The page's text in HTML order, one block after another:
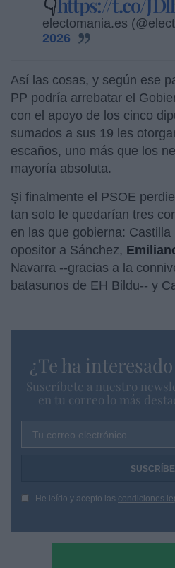
electomania.es
2026
Así las cosas, y según ese
PP podría arrebatar el
con el apoyo de los cinco
sumados a sus 19 les
escaños, uno más que los
mayoría absoluta.
Și finalmente el PSOE
tan solo le quedarían tres
en las que gobierna: Castilla
opositor a Sánchez,
Navarra --gracias a la
batasunos de EH Bildu-- y
¿Te ha
Suscríbete a nuestro
en tu correo lo más
Tu correo electrónico...
He leído y acepto las condiciones